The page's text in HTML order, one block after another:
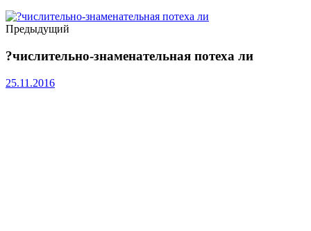
Предыдущий
?числительно-знаменательная потеха ли
25.11.2016